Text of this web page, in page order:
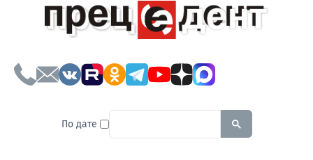
По дате To search this site, enter a